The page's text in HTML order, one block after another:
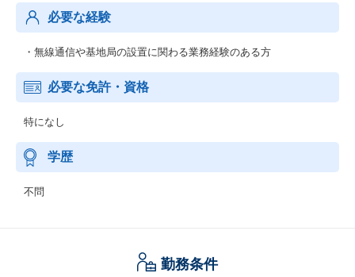
必要な経験
・無線通信や基地局の設置に関わる業務経験のある方
必要な免許・資格
特になし
学歴
不問
勤務条件